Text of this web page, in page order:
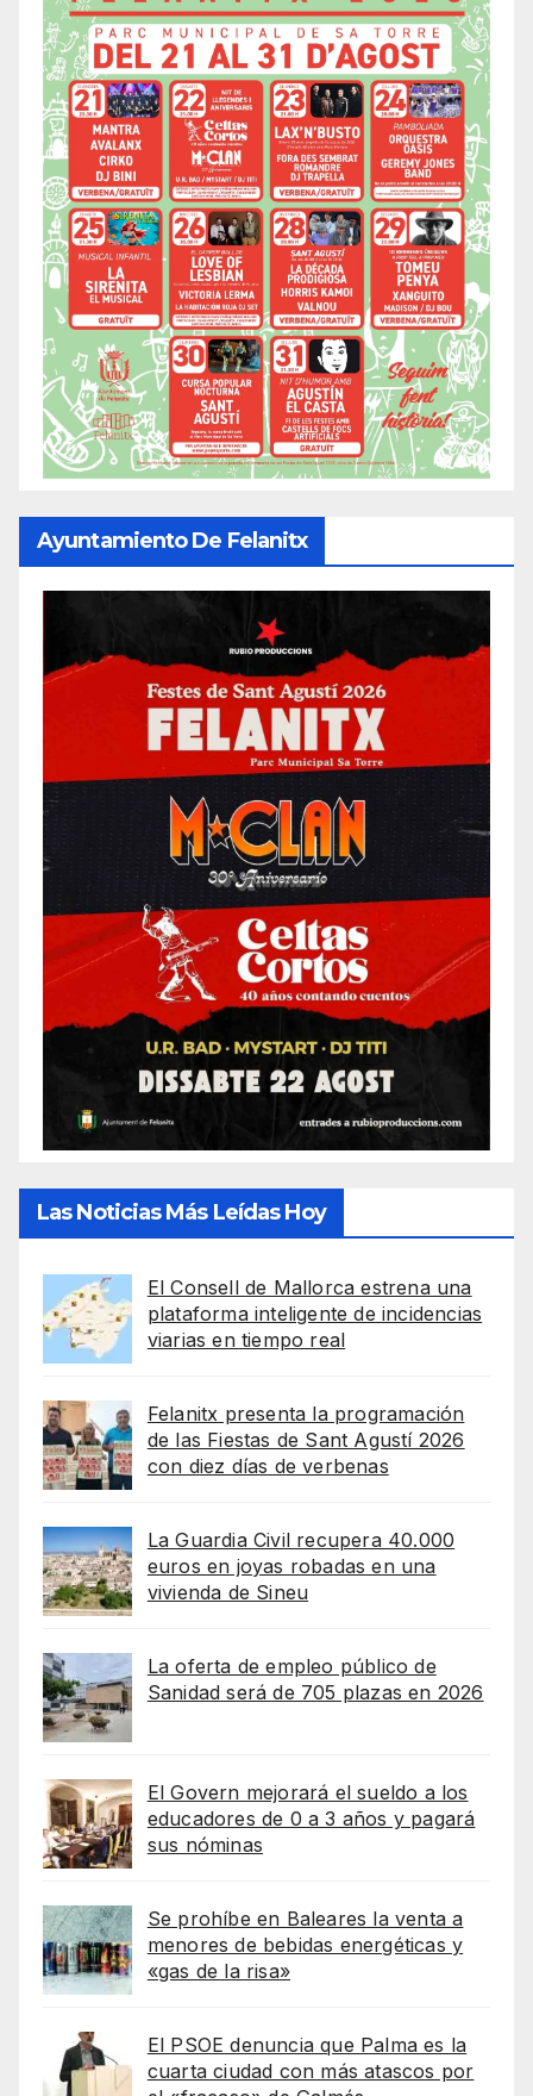
Ayuntamiento De Felanitx
Las Noticias Más Leídas Hoy
El Consell de Mallorca estrena una
plataforma inteligente de incidencias
viarias en tiempo real
Felanitx presenta la programación
de las Fiestas de Sant Agustí 2026
con diez días de verbenas
La Guardia Civil recupera 40.000
euros en joyas robadas en una
vivienda de Sineu
La oferta de empleo público de
Sanidad será de 705 plazas en 2026
El Govern mejorará el sueldo a los
educadores de 0 a 3 años y pagará
sus nóminas
Se prohíbe en Baleares la venta a
menores de bebidas energéticas y
«gas de la risa»
El PSOE denuncia que Palma es la
cuarta ciudad con más atascos por